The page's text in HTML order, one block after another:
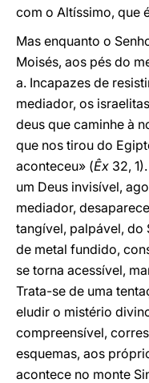
com o Altíssimo, que
Mas enquanto o
Moisés, aos pés do
a. Incapazes de
mediador, os
deus que caminhe à
que nos tirou do
aconteceu» (Êx 32,
um Deus invisível,
mediador,
tangível, palpável, do
de metal fundido,
se torna acessível,
Trata-se de uma
eludir o mistério
compreensível,
esquemas, aos
acontece no monte